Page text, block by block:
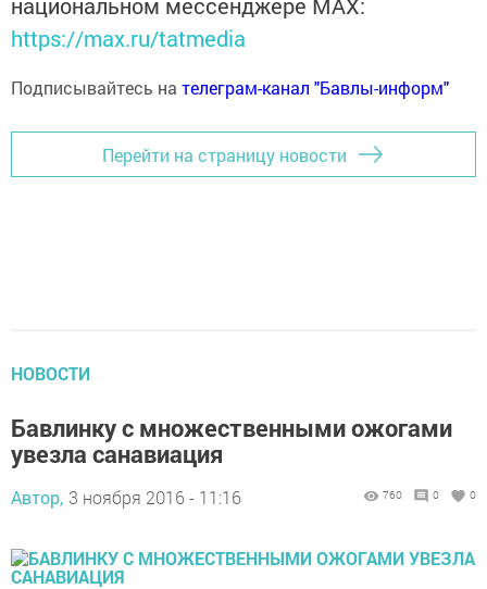
https://max.ru/tatmedia
Подписывайтесь на телеграм-канал "Бавлы-информ"
Перейти на страницу новости
НОВОСТИ
Бавлинку с множественными ожогами
увезла санавиация
Автор, 3 ноября 2016 - 11:16 760 0 0